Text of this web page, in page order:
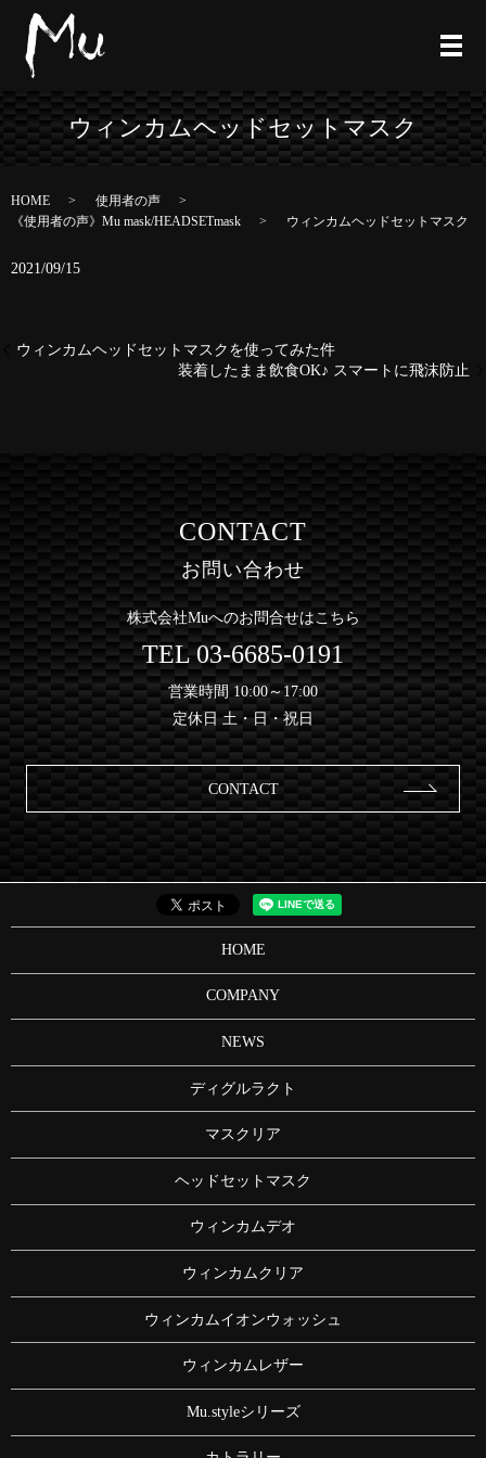
ウィンカムヘッドセットマスク
HOME
使用者の声
《使用者の声》Mu mask/HEADSETmask
ウィンカムヘッドセットマスク
2021/09/15
ウィンカムヘッドセットマスクを使ってみた件
装着したまま飲食OK♪ スマートに飛沫防止
CONTACT
お問い合わせ
株式会社Muへのお問合せはこちら
TEL03-6685-0191
営業時間 10:00～17:00
定休日 土・日・祝日
CONTACT
HOME
COMPANY
NEWS
ディグルラクト
マスクリア
ヘッドセットマスク
ウィンカムデオ
ウィンカムクリア
ウィンカムイオンウォッシュ
ウィンカムレザー
Mu.styleシリーズ